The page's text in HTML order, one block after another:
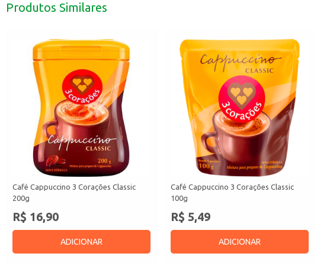
Produtos Similares
Café Cappuccino 3 Corações Classic
200g
R$ 16,90
ADICIONAR
Café Cappuccino 3 Corações Classic
100g
R$ 5,49
ADICIONAR